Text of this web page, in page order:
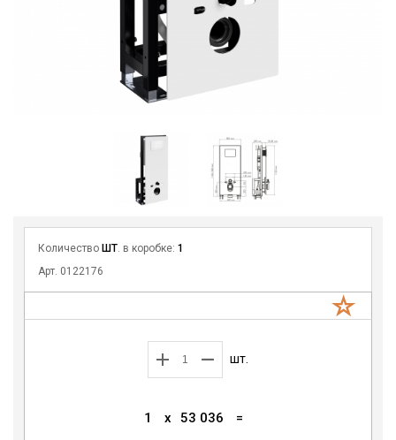
Количество ШТ . в коробке: 1
Арт. 0122176
шт.
1 x 53 036 =